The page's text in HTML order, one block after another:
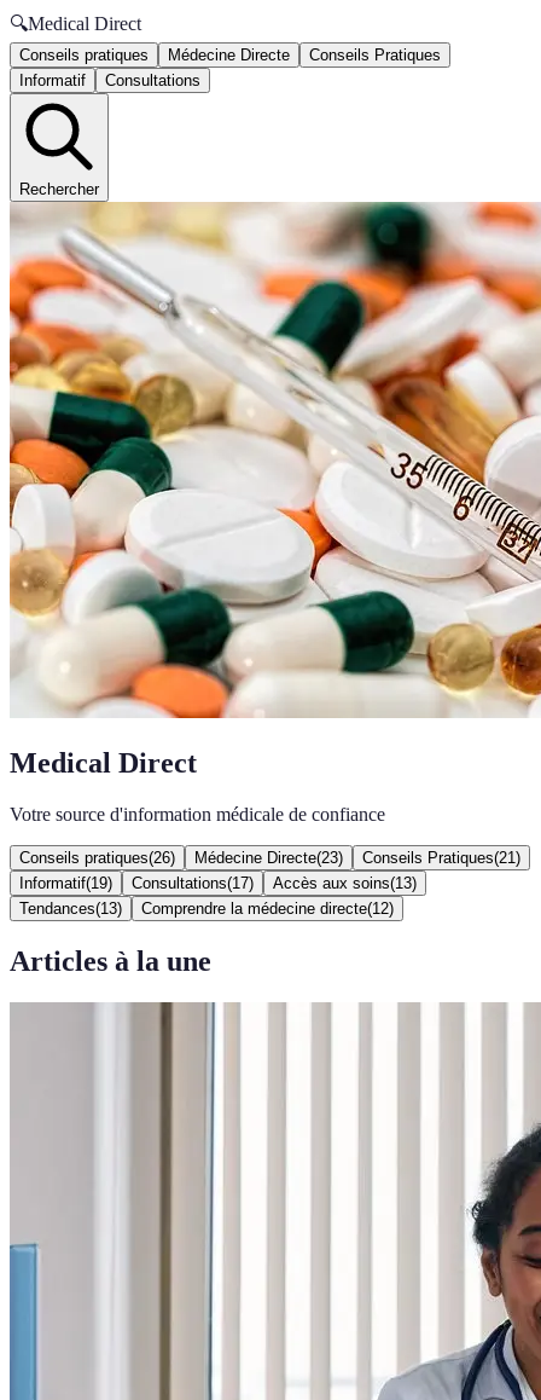
🔍Medical Direct
Conseils pratiques Médecine Directe
Conseils Pratiques
Informatif
Consultations
Rechercher
Medical Direct
Votre source d'information médicale de confiance
Conseils pratiques(26) Médecine Directe(23) Conseils Pratiques(21 )
Informatif(19) Consultations(17) Accès aux soins(13)
Tendances(13) Comprendre la médecine directe(12)
Articles à la une